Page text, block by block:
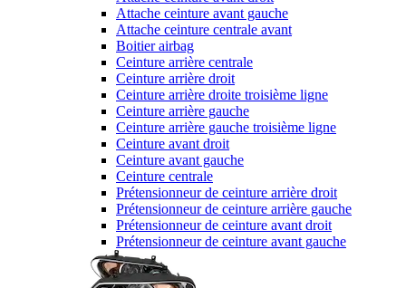
Attache ceinture avant gauche
Attache ceinture centrale avant
Boitier airbag
Ceinture arrière centrale
Ceinture arrière droit
Ceinture arrière droite troisième ligne
Ceinture arrière gauche
Ceinture arrière gauche troisième ligne
Ceinture avant droit
Ceinture avant gauche
Ceinture centrale
Prétensionneur de ceinture arrière droit
Prétensionneur de ceinture arrière gauche
Prétensionneur de ceinture avant droit
Prétensionneur de ceinture avant gauche